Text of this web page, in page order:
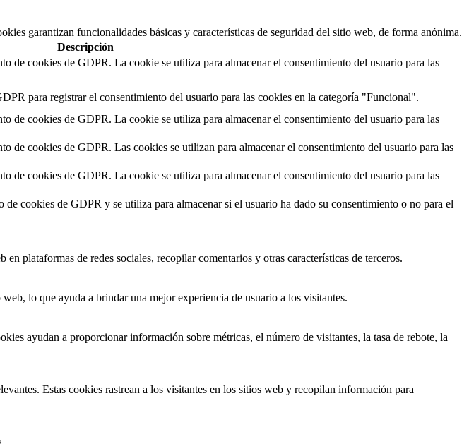
garantizan funcionalidades básicas y características de seguridad del sitio web, de forma anónima.
Descripción
de cookies de GDPR. La cookie se utiliza para almacenar el consentimiento del usuario para las
para registrar el consentimiento del usuario para las cookies en la categoría "Funcional".
de cookies de GDPR. La cookie se utiliza para almacenar el consentimiento del usuario para las
de cookies de GDPR. Las cookies se utilizan para almacenar el consentimiento del usuario para las
de cookies de GDPR. La cookie se utiliza para almacenar el consentimiento del usuario para las
cookies de GDPR y se utiliza para almacenar si el usuario ha dado su consentimiento o no para el
plataformas de redes sociales, recopilar comentarios y otras características de terceros.
lo que ayuda a brindar una mejor experiencia de usuario a los visitantes.
ayudan a proporcionar información sobre métricas, el número de visitantes, la tasa de rebote, la
Estas cookies rastrean a los visitantes en los sitios web y recopilan información para